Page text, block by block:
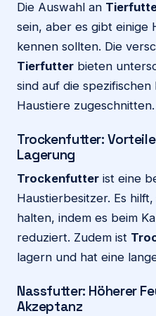
Die Auswahl an
sein, aber es gibt einige
kennen sollten. Die
Tierfutter bieten
sind auf die
Haustiere zugeschnitten.
Trockenfutter:
Lagerung
Trockenfutter ist eine
Haustierbesitzer. Es
halten, indem es beim
reduziert. Zudem ist
lagern und hat eine
Nassfutter: Höherer
Akzeptanz